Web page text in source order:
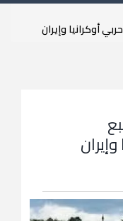
أوكرانيا وإيران